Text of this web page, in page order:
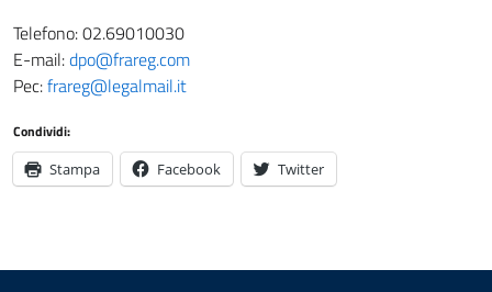
Telefono: 02.69010030
E-mail:dpo@frareg.com
Pec:frareg@legalmail.it
Condividi:
Stampa Facebook Twitter